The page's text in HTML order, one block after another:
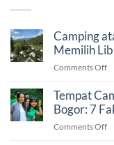
Camping
Memilih
Comments Offon
di
Tempat
Bogor: 7
Comments Offon